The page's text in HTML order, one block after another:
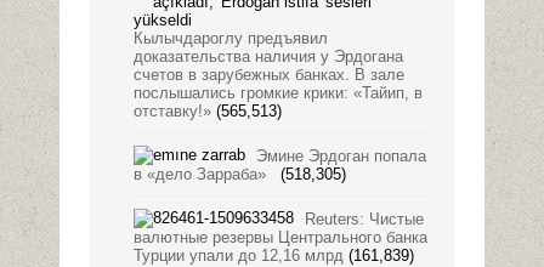
Кылычдароглу предъявил
доказательства наличия у Эрдогана
счетов в зарубежных банках. В зале
послышались громкие крики: «Тайип, в
отставку!» (565,513)
Эмине Эрдоган попала
в «дело Зарраба»
(518,305)
Reuters: Чистые
валютные резервы Центрального банка
Турции упали до 12,16 млрд (161,839)